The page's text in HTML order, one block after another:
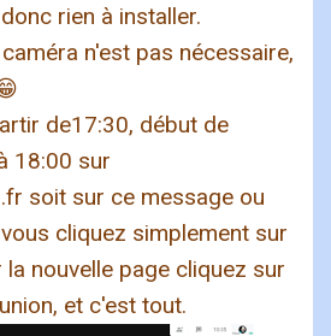
rien à installer.
n'est pas nécessaire,
de17:30, début de
18:00 sur
soit sur ce message ou
cliquez simplement sur
la nouvelle page cliquez sur
et c'est tout.